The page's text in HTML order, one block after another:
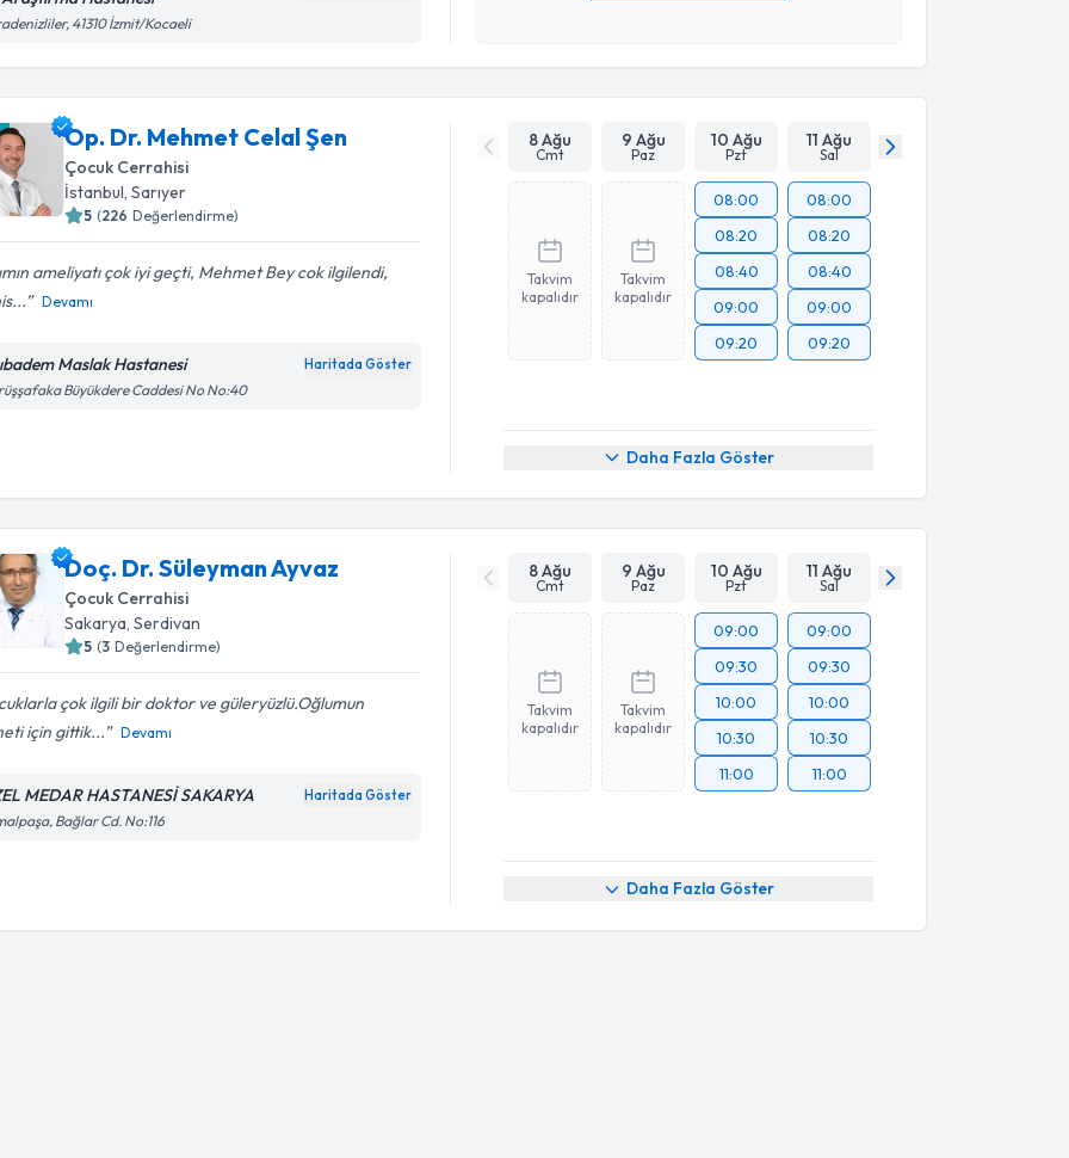
41310 İzmit/Kocaeli
Op. Dr. Mehmet Celal Şen
Çocuk Cerrahisi
İstanbul ,Sarıyer
5 (226 Değerlendirme)
ameliyatı çok iyi geçti, Mehmet Bey cok ilgilendi,
Devamı
Maslak Hastanesi Haritada Göster
Büyükdere Caddesi No No:40
8 Ağu
Cmt
9 Ağu
Paz
10 Ağu
Pzt
11 Ağu
Sal
Takvim
kapalıdır
Takvim
kapalıdır
08:00
08:20
08:40
09:00
09:20
08:00
08:20
08:40
09:00
09:20
Daha Fazla Göster
Doç. Dr. Süleyman Ayvaz
Çocuk Cerrahisi
Sakarya,Serdivan
5 (3 Değerlendirme)
çok ilgili bir doktor ve güleryüzlü.Oğlumun
için gittik...
Devamı
MEDAR HASTANESİ SAKARYA Haritada Göster
Bağlar Cd. No:116
8 Ağu
Cmt
9 Ağu
Paz
10 Ağu
Pzt
11 Ağu
Sal
Takvim
kapalıdır
Takvim
kapalıdır
09:00
09:30
10:00
10:30
11:00
09:00
09:30
10:00
10:30
11:00
Daha Fazla Göster